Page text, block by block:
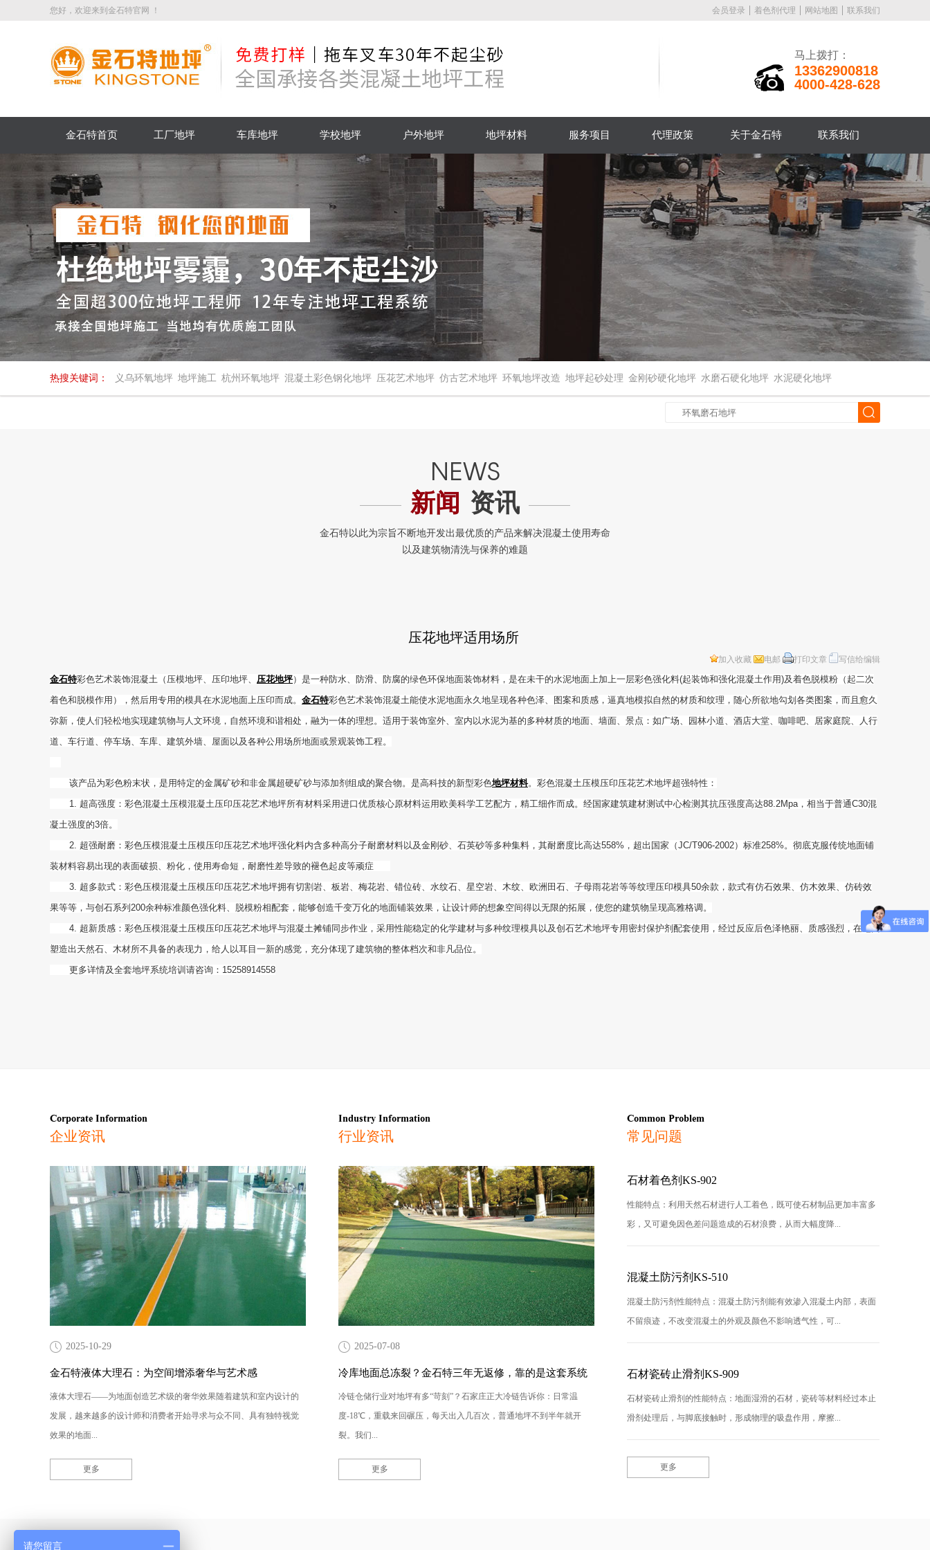
您好，欢迎来到金石特官网 ！ 会员登录 着色剂代理 网站地图 联系我们
马上拨打：
13362900818
4000-428-628
金石特首页 工厂地坪 车库地坪 学校地坪 户外地坪 地坪材料 服务项目 代理政策 关于金石特 联系我们
热搜关键词： 义乌环氧地坪 地坪施工 杭州环氧地坪 混凝土彩色钢化地坪 压花艺术地坪 仿古艺术地坪 环氧地坪改造 地坪起砂处理 金刚砂硬化地坪 水磨石硬化地坪 水泥硬化地坪
新闻 资讯
压花地坪适用场所
加入收藏 电邮 打印文章 写信给编辑
金石特彩色艺术装饰混凝土（压模地坪、压印地坪、 压花地坪）是一种防水、防滑、防腐的绿色环保地面装饰材料，是在未干的水泥地面上加上一层彩色强化料(起装饰和强化混凝土作用)及着色脱模粉（起二次
着色和脱模作用），然后用专用的模具在水泥地面上压印而成。 金石特彩色艺术装饰混凝土能使水泥地面永久地呈现各种色泽、图案和质感，逼真地模拟自然的材质和纹理，随心所欲地勾划各类图案，而且愈久
弥新，使人们轻松地实现建筑物与人文环境，自然环境和谐相处，融为一体的理想。适用于装饰室外、室内以水泥为基的多种材质的地面、墙面、景点：如广场、园林小道、酒店大堂、咖啡吧、居家庭院、人行
道、车行道、停车场、车库、建筑外墙、屋面以及各种公用场所地面或景观装饰工程。
该产品为彩色粉末状，是用特定的金属矿砂和非金属超硬矿砂与添加剂组成的聚合物。是高科技的新型彩色地坪材料。彩色混凝土压模压印压花艺术地坪超强特性：
1. 超高强度：彩色混凝土压模混凝土压印压花艺术地坪所有材料采用进口优质核心原材料运用欧美科学工艺配方，精工细作而成。经国家建筑建材测试中心检测其抗压强度高达88.2Mpa，相当于普通C30混
凝土强度的3倍。
2. 超强耐磨：彩色压模混凝土压模压印压花艺术地坪强化料内含多种高分子耐磨材料以及金刚砂、石英砂等多种集料，其耐磨度比高达558%，超出国家（JC/T906-2002）标准258%。彻底克服传统地面铺
装材料容易出现的表面破损、粉化，使用寿命短，耐磨性差导致的褪色起皮等顽症
3. 超多款式：彩色压模混凝土压模压印压花艺术地坪拥有切割岩、板岩、梅花岩、错位砖、水纹石、星空岩、木纹、欧洲田石、子母雨花岩等等纹理压印模具50余款，款式有仿石效果、仿木效果、仿砖效
果等等，与创石系列200余种标准颜色强化料、脱模粉相配套，能够创造千变万化的地面铺装效果，让设计师的想象空间得以无限的拓展，使您的建筑物呈现高雅格调。
4. 超新质感：彩色压模混凝土压模压印压花艺术地坪与混凝土摊铺同步作业，采用性能稳定的化学建材与多种纹理模具以及创石艺术地坪专用密封保护剂配套使用，经过反应后色泽艳丽、质感强烈，在地面
塑造出天然石、木材所不具备的表现力，给人以耳目一新的感觉，充分体现了建筑物的整体档次和非凡品位。
更多详情及全套地坪系统培训请咨询：15258914558
Corporate Information
企业资讯
2025-10-29
金石特液体大理石：为空间增添奢华与艺术感
液体大理石——为地面创造艺术级的奢华效果随着建筑和室内设计的
发展，越来越多的设计师和消费者开始寻求与众不同、具有独特视觉
效果的地面...
更多
Industry Information
行业资讯
2025-07-08
冷库地面总冻裂？金石特三年无返修，靠的是这套系统
冷链仓储行业对地坪有多“苛刻”？石家庄正大冷链告诉你：日常温
度-18℃，重载来回碾压，每天出入几百次，普通地坪不到半年就开
裂。我们...
更多
Common Problem
常见问题
石材着色剂KS-902
性能特点：利用天然石材进行人工着色，既可使石材制品更加丰富多
彩，又可避免因色差问题造成的石材浪费，从而大幅度降...
混凝土防污剂KS-510
混凝土防污剂性能特点：混凝土防污剂能有效渗入混凝土内部，表面
不留痕迹，不改变混凝土的外观及颜色不影响透气性，可...
石材瓷砖止滑剂KS-909
石材瓷砖止滑剂的性能特点：地面湿滑的石材，瓷砖等材料经过本止
滑剂处理后，与脚底接触时，形成物理的吸盘作用，摩擦...
更多
产品采购直通车
请您留言